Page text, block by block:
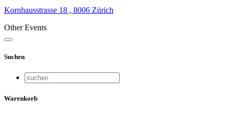
Kornhausstrasse 18 , 8006 Zürich
Other Events
Suchen
Warenkorb